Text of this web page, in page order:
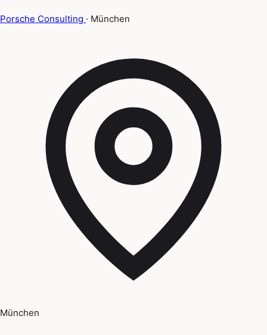
Porsche Consulting · München
München